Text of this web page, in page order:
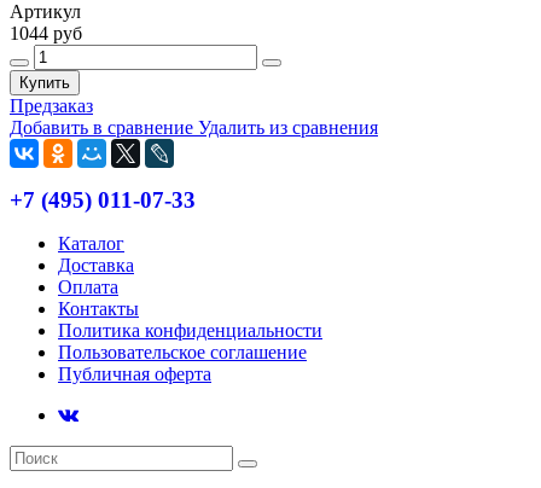
Артикул
1044 руб
Купить
Предзаказ
Добавить в сравнение Удалить из сравнения
+7 (495) 011-07-33
Каталог
Доставка
Оплата
Контакты
Политика конфиденциальности
Пользовательское соглашение
Публичная оферта